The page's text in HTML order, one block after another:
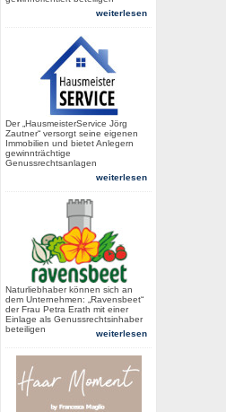
weiterlesen
Der „HausmeisterService Jörg
Zautner“ versorgt seine eigenen
Immobilien und bietet Anlegern
gewinnträchtige
Genussrechtsanlagen
weiterlesen
Naturliebhaber können sich an
dem Unternehmen: „Ravensbeet“
der Frau Petra Erath mit einer
Einlage als Genussrechtsinhaber
beteiligen
weiterlesen